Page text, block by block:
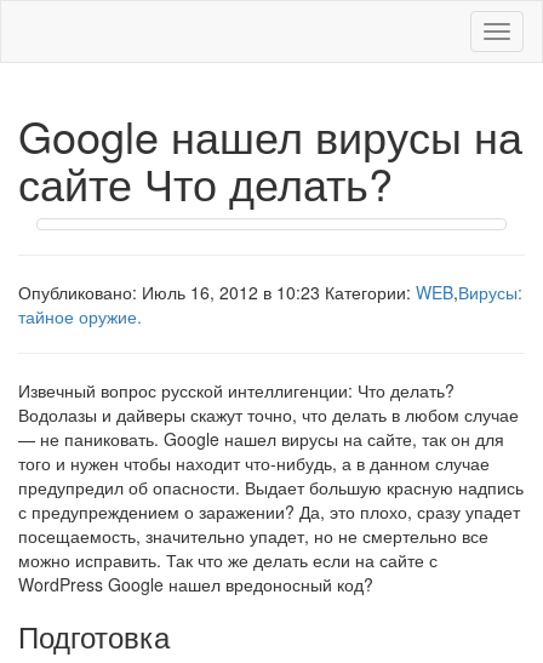
Меню
Google нашел вирусы на
сайте Что делать?
Опубликовано: Июль 16, 2012 в 10:23 Категории: WEB,Вирусы:
тайное оружие.
Извечный вопрос русской интеллигенции: Что делать?
Водолазы и дайверы скажут точно, что делать в любом случае
— не паниковать. Google нашел вирусы на сайте, так он для
того и нужен чтобы находит что-нибудь, а в данном случае
предупредил об опасности. Выдает большую красную надпись
с предупреждением о заражении? Да, это плохо, сразу упадет
посещаемость, значительно упадет, но не смертельно все
можно исправить. Так что же делать если на сайте с
WordPress Google нашел вредоносный код?
Подготовка